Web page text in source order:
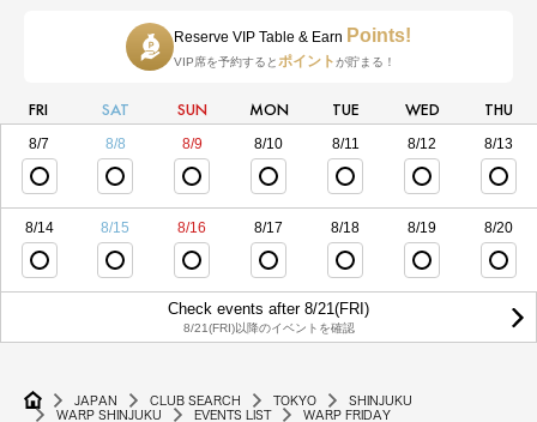
Reserve VIP Table & Earn Points!
VIP席を予約すると ポイント が貯まる！
FRI SAT SUN MON TUE WED THU
8/7 8/8 8/9 8/10 8/11 8/12 8/13
8/14 8/15 8/16 8/17 8/18 8/19 8/20
Check events after 8/21(FRI)
8/21(FRI)以降のイベントを確認
JAPAN CLUB SEARCH TOKYO
SHINJUKU
WARP SHINJUKU
EVENTS LIST WARP FRIDAY